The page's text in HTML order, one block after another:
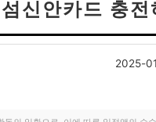
신안카드 충전
2025-